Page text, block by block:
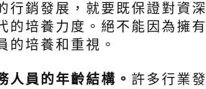
行銷發展，就要既保證對資深
的培養力度。絕不能因為擁有
的培養和重視。
人員的年齡結構。 許多行業發